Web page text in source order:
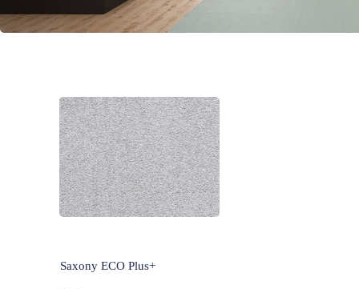
Saxony ECO Plus+